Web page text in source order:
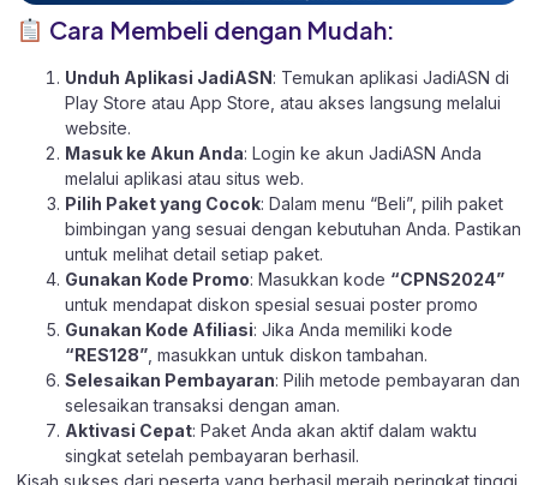
Cara Membeli dengan Mudah:
Unduh Aplikasi JadiASN: Temukan aplikasi JadiASN di
Play Store atau App Store , atau akses langsung melalui
website.
Masuk ke Akun Anda: Login ke akun JadiASN Anda
melalui aplikasi atau situs web.
Pilih Paket yang Cocok: Dalam menu “Beli”, pilih paket
bimbingan yang sesuai dengan kebutuhan Anda. Pastikan
untuk melihat detail setiap paket.
Gunakan Kode Promo: Masukkan kode “CPNS2024”
untuk mendapat diskon spesial sesuai poster promo
Gunakan Kode Afiliasi: Jika Anda memiliki kode
“RES128” , masukkan untuk diskon tambahan.
Selesaikan Pembayaran: Pilih metode pembayaran dan
selesaikan transaksi dengan aman.
Aktivasi Cepat: Paket Anda akan aktif dalam waktu
singkat setelah pembayaran berhasil.
Kisah sukses dari peserta yang berhasil meraih peringkat tinggi